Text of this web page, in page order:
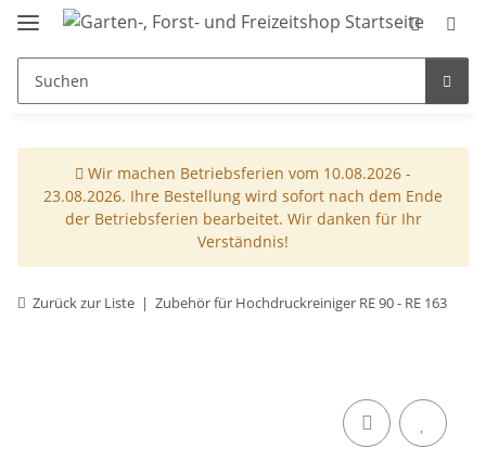
Wir machen Betriebsferien vom 10.08.2026 -
23.08.2026. Ihre Bestellung wird sofort nach dem Ende
der Betriebsferien bearbeitet. Wir danken für Ihr
Verständnis!
Zurück zur Liste Zubehör für Hochdruckreiniger RE 90 - RE 163